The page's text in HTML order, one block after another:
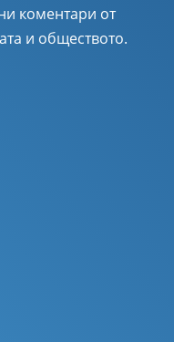
коментари от
и обществото.